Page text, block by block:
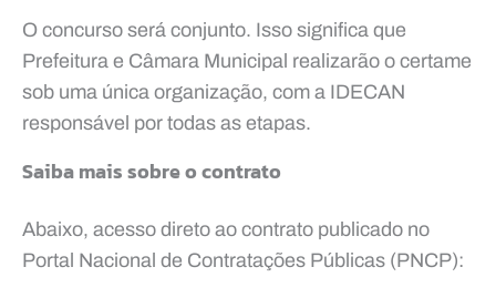
O concurso será conjunto. Isso significa que
Prefeitura e Câmara Municipal realizarão o certame
sob uma única organização, com a IDECAN
responsável por todas as etapas.
Saiba mais sobre o contrato
Abaixo, acesso direto ao contrato publicado no
Portal Nacional de Contratações Públicas (PNCP):